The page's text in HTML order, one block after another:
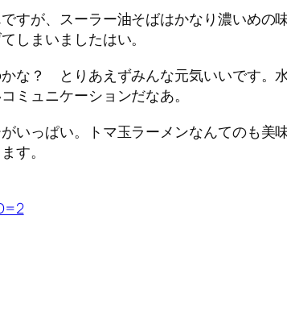
すが、スーラー油そばはかなり濃いめの
しまいましたはい。
な？ とりあえずみんな元気いいです。
ミュニケーションだなあ。
いっぱい。トマ玉ラーメンなんてのも美
す。